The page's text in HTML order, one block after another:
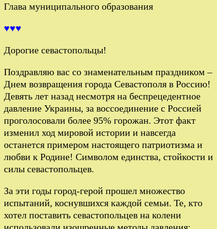
Глава муниципального образования
♥♥♥
Дорогие севастопольцы!
Поздравляю вас со знаменательным праздником –
Днем возвращения города Севастополя в Россию!
Девять лет назад несмотря на беспрецедентное
давление Украины, за воссоединение с Россией
проголосовали более 95% горожан. Этот факт
изменил ход мировой истории и навсегда
останется примером настоящего патриотизма и
любви к Родине! Символом единства, стойкости и
силы севастопольцев.
За эти годы город-герой прошел множество
испытаний, коснувшихся каждой семьи. Те, кто
хотел поставить севастопольцев на колени
использовали изощренные методы давления: